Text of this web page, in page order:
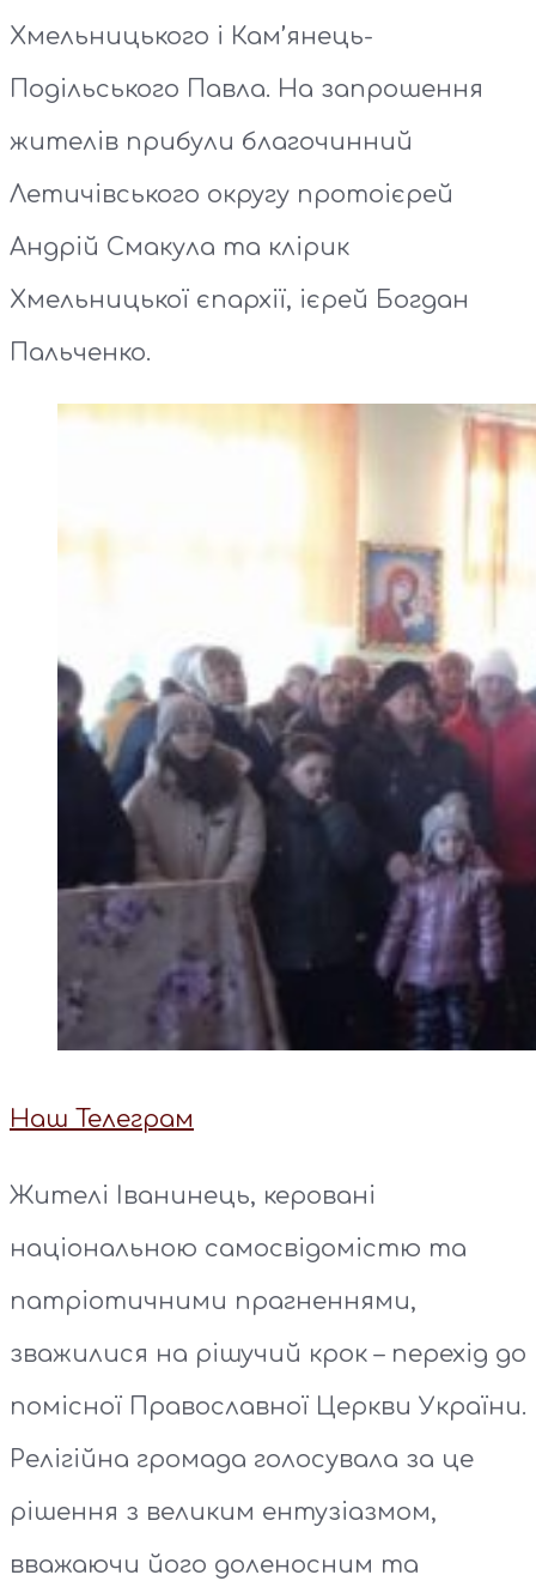
Хмельницького і Кам’янець-
Подільського Павла. На запрошення
жителів прибули благочинний
Летичівського округу протоієрей
Андрій Смакула та клірик
Хмельницької єпархії, ієрей Богдан
Пальченко.
Наш Телеграм
Жителі Іванинець, керовані
національною самосвідомістю та
патріотичними прагненнями,
зважилися на рішучий крок – перехід до
помісної Православної Церкви України.
Релігійна громада голосувала за це
рішення з великим ентузіазмом,
вважаючи його доленосним та